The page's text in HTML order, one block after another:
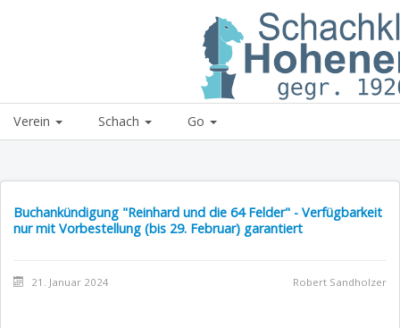
Schachklub
Verein Schach Go
Buchankündigung "Reinhard und die 64 Felder" - Verfügbarkeit
nur mit Vorbestellung (bis 29. Februar) garantiert
21. Januar 2024 Robert Sandholzer